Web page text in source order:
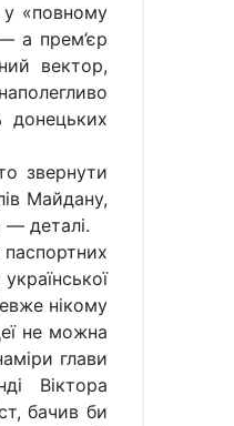
у «повному
а прем’єр
вектор,
донецьких
звернути
Майдану,
— деталі.
нікому
не можна
глави
Віктора
бачив би